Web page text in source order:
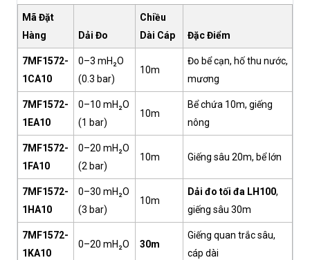
Mã Đặt
Hàng
Dải Đo
Chiều
Dài Cáp
Đặc Điểm
7MF1572-
1CA10
0–3 mH₂O
(0.3 bar)
10m
Đo bể cạn, hố thu nước,
mương
7MF1572-
1EA10
0–10 mH₂O
(1 bar)
10m
Bể chứa 10m, giếng
nông
7MF1572-
1FA10
0–20 mH₂O
(2 bar)
10m Giếng sâu 20m, bể lớn
7MF1572-
1HA10
0–30 mH₂O
(3 bar)
10m
Dải đo tối đa LH100,
giếng sâu 30m
7MF1572-
1KA10
0–20 mH₂O 30m
Giếng quan trắc sâu,
cáp dài